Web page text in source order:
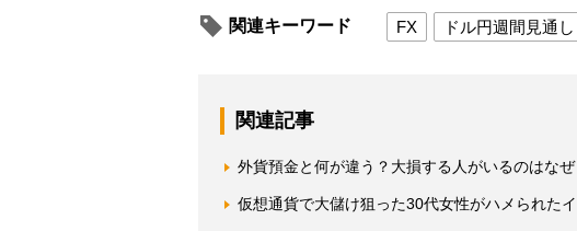
関連キーワード FX ドル円週間見通し
関連記事
外貨預金と何が違う？大損する人がいるのはな
仮想通貨で大儲け狙った30代女性がハメられた